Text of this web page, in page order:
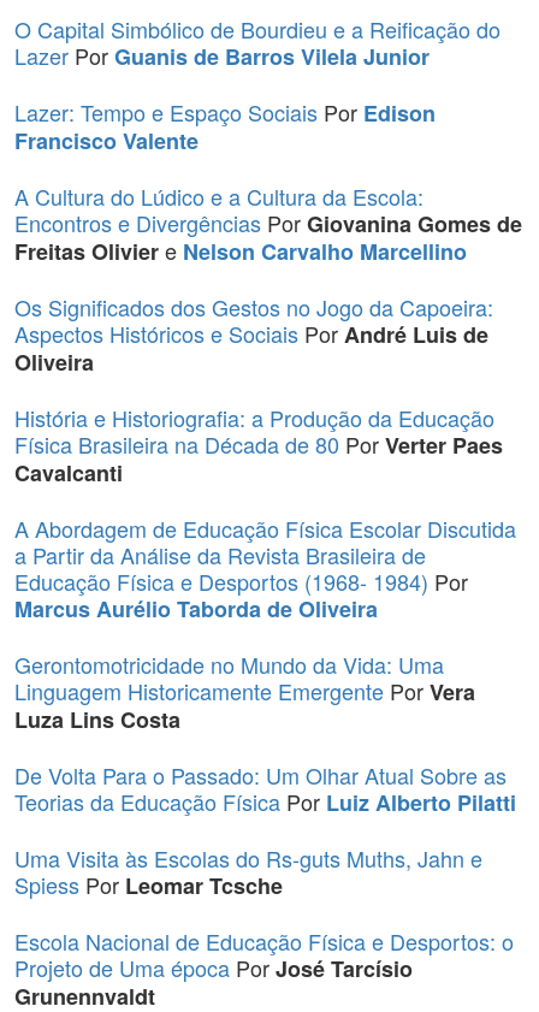
O Capital Simbólico de Bourdieu e a Reificação do
Lazer PorGuanis de Barros Vilela Junior
Lazer: Tempo e Espaço Sociais Por Edison
Francisco Valente
A Cultura do Lúdico e a Cultura da Escola:
Encontros e Divergências PorGiovanina Gomes de
Freitas Oliviere Nelson Carvalho Marcellino
Os Significados dos Gestos no Jogo da Capoeira:
Aspectos Históricos e Sociais PorAndré Luis de
Oliveira
História e Historiografia: a Produção da Educação
Física Brasileira na Década de 80 PorVerter Paes
Cavalcanti
A Abordagem de Educação Física Escolar Discutida
a Partir da Análise da Revista Brasileira de
Educação Física e Desportos (1968- 1984) Por
Marcus Aurélio Taborda de Oliveira
Gerontomotricidade no Mundo da Vida: Uma
Linguagem Historicamente Emergente PorVera
Luza Lins Costa
De Volta Para o Passado: Um Olhar Atual Sobre as
Teorias da Educação Física Por Luiz Alberto Pilatti
Uma Visita às Escolas do Rs-guts Muths, Jahn e
Spiess Por Leomar Tcsche
Escola Nacional de Educação Física e Desportos: o
Projeto de Uma época PorJosé Tarcísio
Grunennvaldt